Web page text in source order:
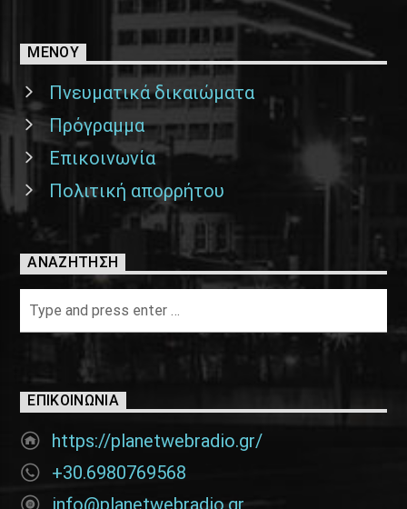
ΜΕΝΟΥ
Πνευματικά δικαιώματα
Πρόγραμμα
Επικοινωνία
Πολιτική απορρήτου
ΑΝΑΖΉΤΗΣΗ
ΕΠΙΚΟΙΝΩΝΊΑ
https://planetwebradio.gr/
+30.6980769568
info@planetwebradio.gr